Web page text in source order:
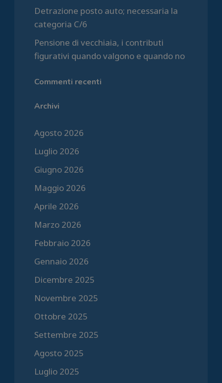
Detrazione posto auto; necessaria la
categoria C/6
Pensione di vecchiaia, i contributi
figurativi quando valgono e quando no
Commenti recenti
Archivi
Agosto 2026
Luglio 2026
Giugno 2026
Maggio 2026
Aprile 2026
Marzo 2026
Febbraio 2026
Gennaio 2026
Dicembre 2025
Novembre 2025
Ottobre 2025
Settembre 2025
Agosto 2025
Luglio 2025